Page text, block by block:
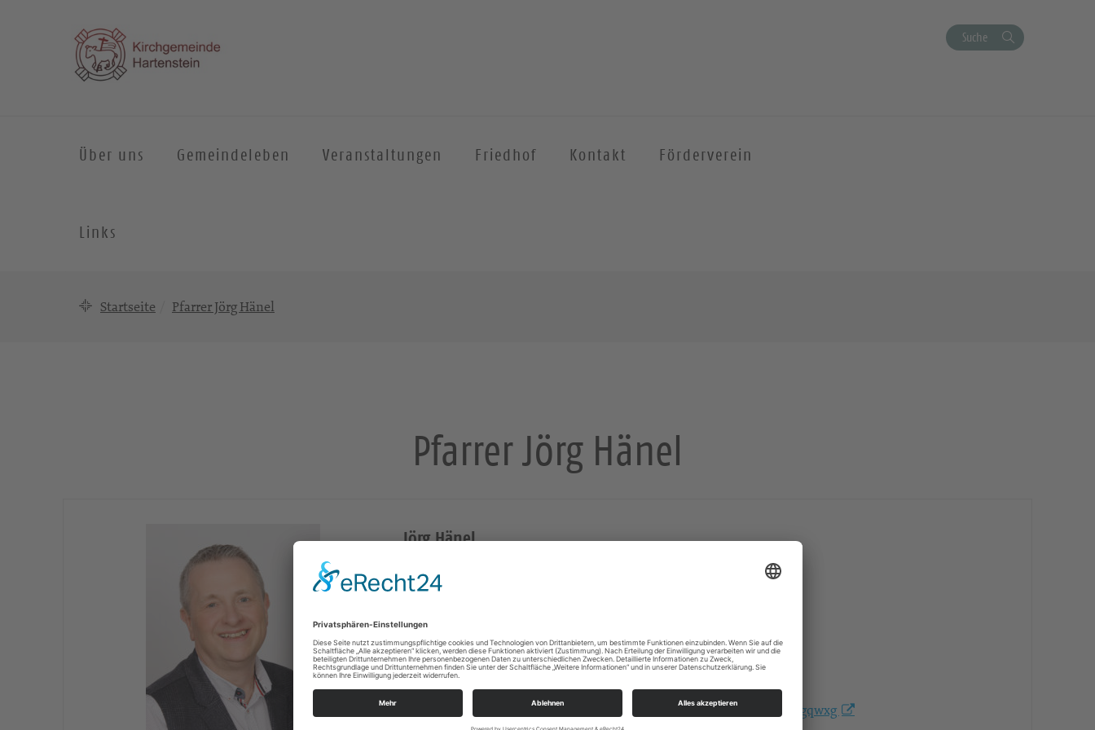
Suche
Über uns Gemeindeleben Veranstaltungen Friedhof Kontakt Förderverein
Links
Startseite Pfarrer Jörg Hänel
Pfarrer Jörg Hänel
Jörg Hänel
Kirchgasse 3
08118Hartenstein
Telefon:+49376055114
E-Mail:Joerg.Haenel@evlks.de
https://www.youtube.com/channel/UCcTnwCKyI7H-k3DM6Agqwxg